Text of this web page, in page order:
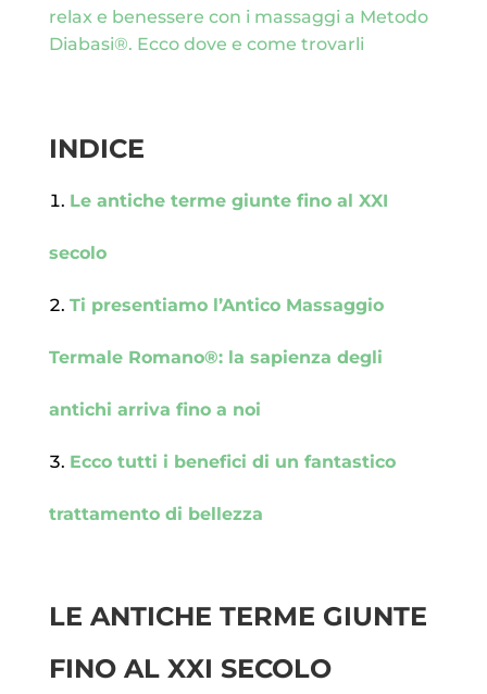
relax e benessere con i massaggi a Metodo
Diabasi®. Ecco dove e come trovarli
INDICE
Le antiche terme giunte fino al XXI
secolo
Ti presentiamo l’Antico Massaggio
Termale Romano®: la sapienza degli
antichi arriva fino a noi
Ecco tutti i benefici di un fantastico
trattamento di bellezza
LE ANTICHE TERME GIUNTE
FINO AL XXI SECOLO